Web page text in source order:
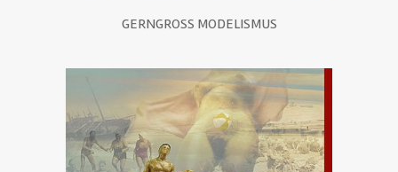
GERNGROSS MODELISMUS